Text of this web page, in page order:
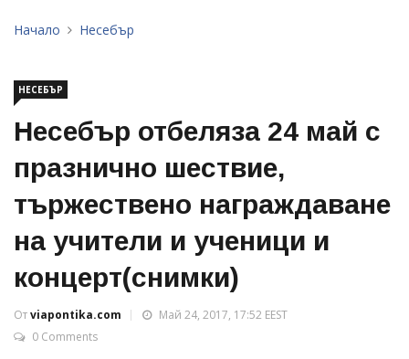
Начало Несебър
НЕСЕБЪР
Несебър отбеляза 24 май с
празнично шествие,
тържествено награждаване
на учители и ученици и
концерт(снимки)
Отviapontika.com
Май 24, 2017, 17:52 EEST
0 Comments